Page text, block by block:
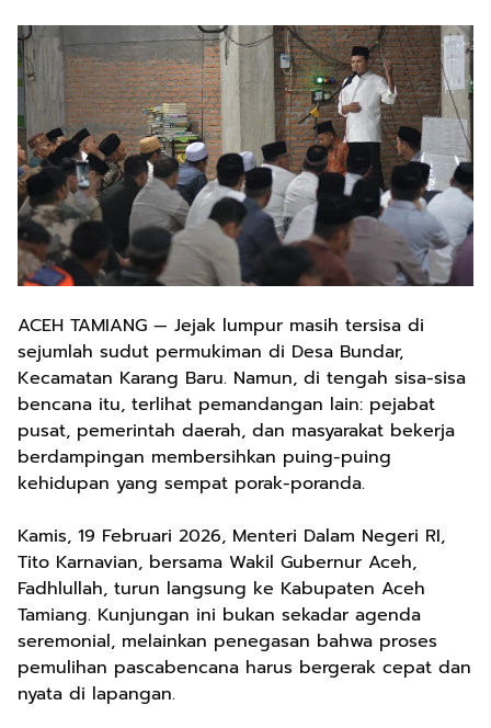
ACEH TAMIANG — Jejak lumpur masih tersisa di
sejumlah sudut permukiman di Desa Bundar,
Kecamatan Karang Baru. Namun, di tengah sisa-sisa
bencana itu, terlihat pemandangan lain: pejabat
pusat, pemerintah daerah, dan masyarakat bekerja
berdampingan membersihkan puing-puing
kehidupan yang sempat porak-poranda.
Kamis, 19 Februari 2026, Menteri Dalam Negeri RI,
Tito Karnavian, bersama Wakil Gubernur Aceh,
Fadhlullah, turun langsung ke Kabupaten Aceh
Tamiang. Kunjungan ini bukan sekadar agenda
seremonial, melainkan penegasan bahwa proses
pemulihan pascabencana harus bergerak cepat dan
nyata di lapangan.